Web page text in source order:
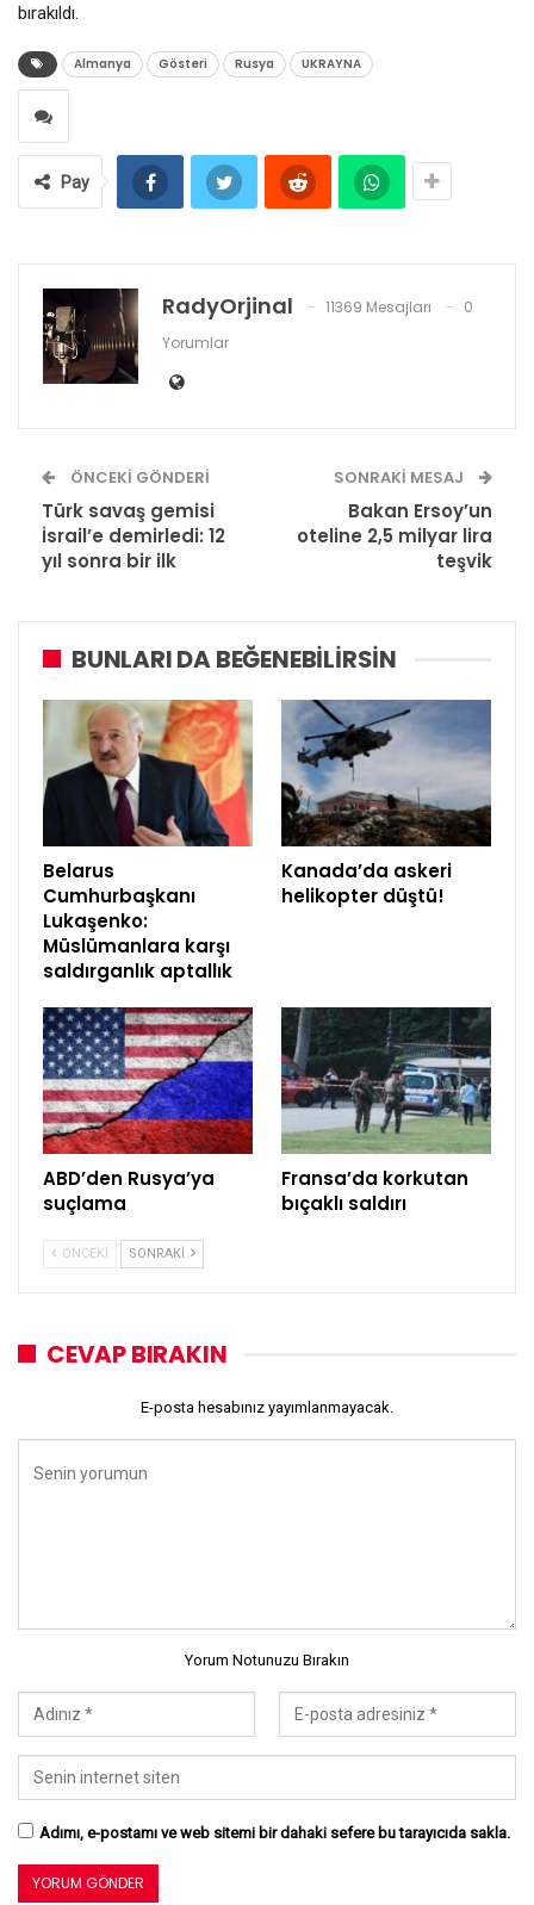
bırakıldı.
Almanya Gösteri Rusya UKRAYNA
Pay
RadyOrjinal 11369 Mesajları
0
Yorumlar
ÖNCEKI GÖNDERI
Türk savaş gemisi
İsrail’e demirledi: 12
yıl sonra bir ilk
SONRAKI MESAJ
Bakan Ersoy’un
oteline 2,5 milyar lira
teşvik
BUNLARI DA BEĞENEBILIRSIN
Belarus
Cumhurbaşkanı
Lukaşenko:
Müslümanlara karşı
saldırganlık aptallık
Kanada’da askeri
helikopter düştü!
ABD’den Rusya’ya
suçlama
Fransa’da korkutan
bıçaklı saldırı
ÖNCEKI SONRAKI
CEVAP BIRAKIN
E-posta hesabınız yayımlanmayacak.
Yorum Notunuzu Bırakın
Adımı, e-postamı ve web sitemi bir dahaki sefere bu tarayıcıda sakla.